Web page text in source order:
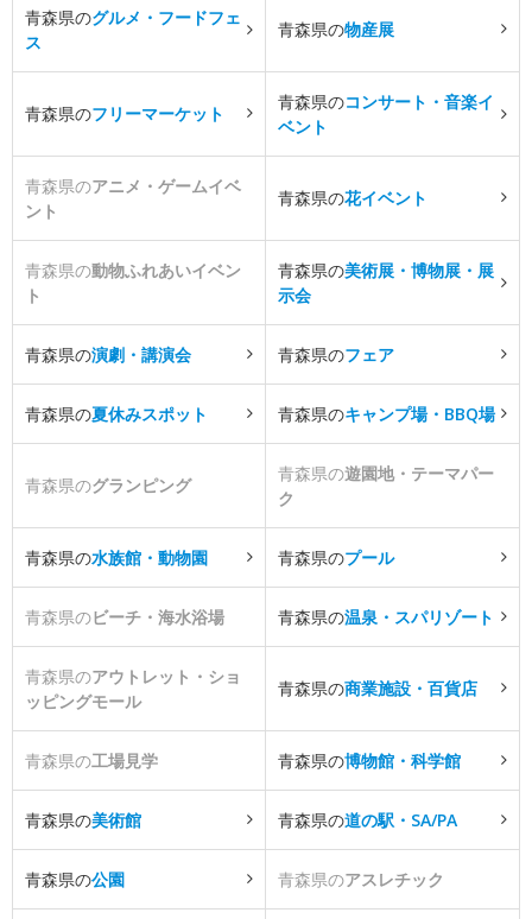
青森県のグルメ・フードフェ
ス
青森県の物産展
青森県のフリーマーケット
青森県のコンサート・音楽イ
ベント
青森県のアニメ・ゲームイベ
ント
青森県の花イベント
青森県の動物ふれあいイベン
ト
青森県の美術展・博物展・展
示会
青森県の演劇・講演会 青森県のフェア
青森県の夏休みスポット 青森県のキャンプ場・BBQ場
青森県のグランピング
青森県の遊園地・テーマパー
ク
青森県の水族館・動物園 青森県のプール
青森県のビーチ・海水浴場 青森県の温泉・スパリゾート
青森県のアウトレット・ショ
ッピングモール
青森県の商業施設・百貨店
青森県の工場見学 青森県の博物館・科学館
青森県の美術館 青森県の道の駅・SA/PA
青森県の公園 青森県のアスレチック